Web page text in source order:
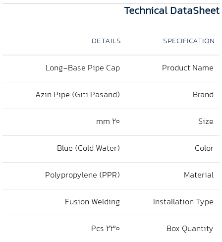
Technical DataSheet
SPECIFICATION
DETAILS
Product Name
Long-Base Pipe Cap
Brand
Azin Pipe (Giti Pasand)
Size
20 mm
Color
Blue (Cold Water)
Material
Polypropylene (PPR)
Installation Type
Fusion Welding
Box Quantity
230 Pcs